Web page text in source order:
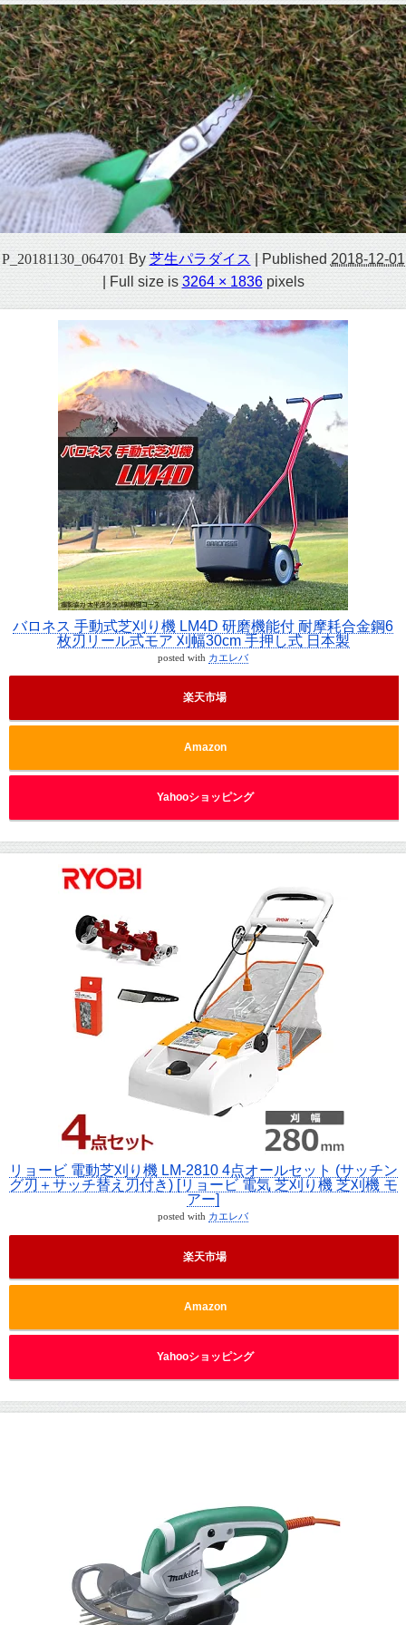
P_20181130_064701 By 芝生パラダイス Published 2018-12-01
| Full size is3264 × 1836pixels
バロネス 手動式芝刈り機 LM4D 研磨機能付 耐摩耗合金鋼6
枚刃リール式モア 刈幅30cm 手押し式 日本製
posted with カエレバ
楽天市場
Amazon
Yahooショッピング
リョービ 電動芝刈り機 LM-2810 4点オールセット (サッチン
グ刃＋サッチ替え刃付き) [リョービ 電気 芝刈り機 芝刈機 モ
アー]
posted with カエレバ
楽天市場
Amazon
Yahooショッピング